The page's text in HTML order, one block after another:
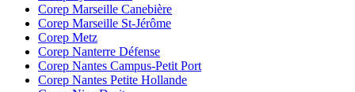
Corep Marseille Canebière
Corep Marseille St-Jérôme
Corep Metz
Corep Nanterre Défense
Corep Nantes Campus-Petit Port
Corep Nantes Petite Hollande